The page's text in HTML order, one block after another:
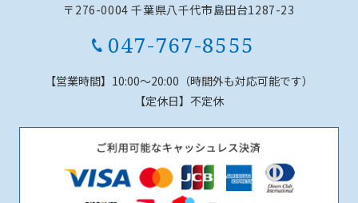
〒276-0004 千葉県八千代市島田台1287-23
047-767-8555
【営業時間】 10:00～20:00（時間外も対応可能です）
【定休日】不定休